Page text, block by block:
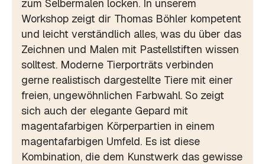
zum Selbermalen locken. In unserem
Workshop zeigt dir Thomas Böhler kompetent
und leicht verständlich alles, was du über das
Zeichnen und Malen mit Pastellstiften wissen
solltest. Moderne Tierporträts verbinden
gerne realistisch dargestellte Tiere mit einer
freien, ungewöhnlichen Farbwahl. So zeigt
sich auch der elegante Gepard mit
magentafarbigen Körperpartien in einem
magentafarbigen Umfeld. Es ist diese
Kombination, die dem Kunstwerk das gewisse